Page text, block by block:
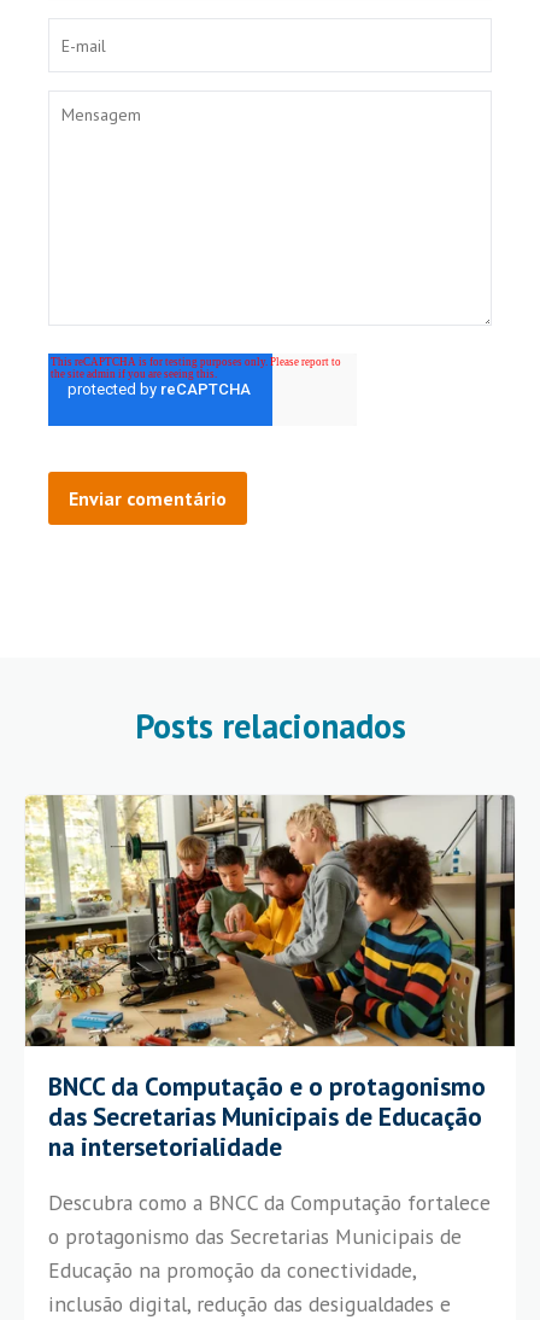
Posts relacionados
BNCC da Computação e o protagonismo
das Secretarias Municipais de Educação
na intersetorialidade
Descubra como a BNCC da Computação fortalece
o protagonismo das Secretarias Municipais de
Educação na promoção da conectividade,
inclusão digital, redução das desigualdades e